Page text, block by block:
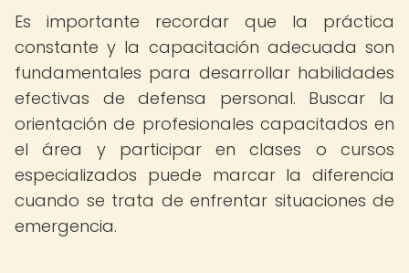
Es importante recordar que la práctica
constante y la capacitación adecuada son
fundamentales para desarrollar habilidades
efectivas de defensa personal. Buscar la
orientación de profesionales capacitados en
el área y participar en clases o cursos
especializados puede marcar la diferencia
cuando se trata de enfrentar situaciones de
emergencia.